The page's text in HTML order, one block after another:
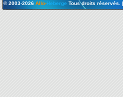
© 2003-2026 Allo-Heberge Tous droits réservés. |